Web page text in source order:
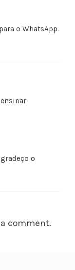
o WhatsApp.
o
comment.